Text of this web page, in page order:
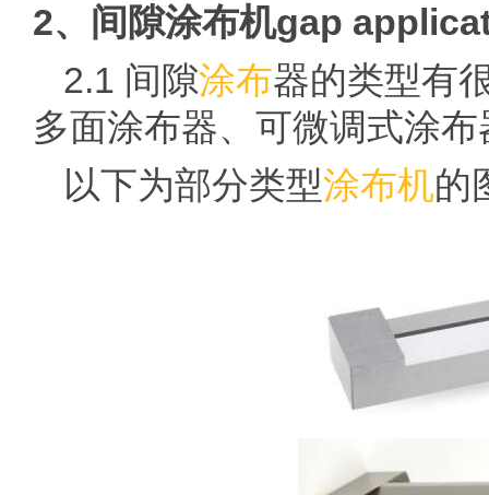
2、间隙涂布机gap
2.1 间隙涂布器的类型有
多面涂布器、可微调式涂
以下为部分类型涂布机的